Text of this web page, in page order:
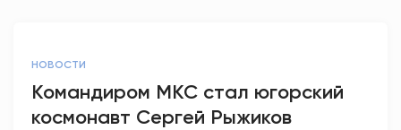
НОВОСТИ
Командиром МКС стал югорский
космонавт Сергей Рыжиков